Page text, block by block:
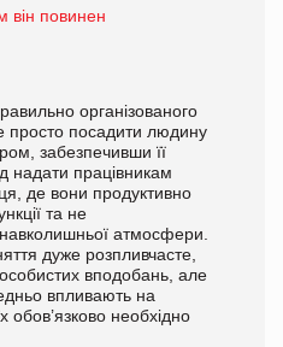
він повинен
організованого
просто посадити людину
забезпечивши її
надати працівникам
де вони продуктивно
та не
атмосфери.
дуже розпливчасте,
вподобань, але
впливають на
обов’язково необхідно